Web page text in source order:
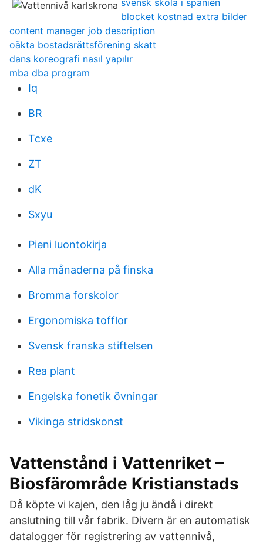
svensk skola i spanien
blocket kostnad extra bilder
content manager job description
oäkta bostadsrättsförening skatt
dans koreografi nasıl yapılır
mba dba program
Iq
BR
Tcxe
ZT
dK
Sxyu
Pieni luontokirja
Alla månaderna på finska
Bromma forskolor
Ergonomiska tofflor
Svensk franska stiftelsen
Rea plant
Engelska fonetik övningar
Vikinga stridskonst
Vattenstånd i Vattenriket –
Biosfärområde Kristianstads
Då köpte vi kajen, den låg ju ändå i direkt
anslutning till vår fabrik. Divern är en automatisk
datalogger för registrering av vattennivå,